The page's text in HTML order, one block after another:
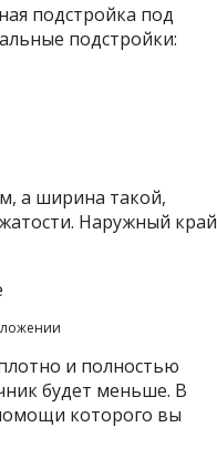
подстройка под
подстройки:
а ширина такой,
Наружный край
и полностью
будет меньше. В
которого вы